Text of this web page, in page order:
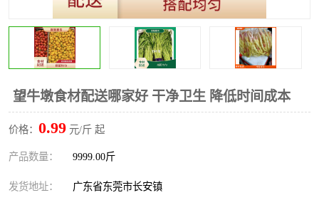
望牛墩食材配送哪家好 干净卫生 降低时间成本
价格： 0.99 元/斤 起
产品数量： 9999.00斤
发货地址： 广东省东莞市长安镇